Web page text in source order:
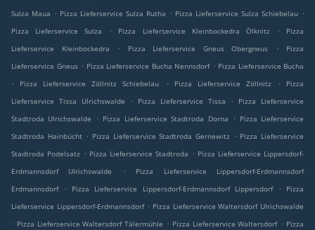
Sulza Maua . Pizza Lieferservice Sulza Rutha . Pizza Lieferservice Sulza Schiebelau .
Pizza Lieferservice Sulza
. Pizza Lieferservice Kleinbockedra Ölknitz .
Pizza
Lieferservice Kleinbockedra
. Pizza Lieferservice Gneus Obergneus .
Pizza
Lieferservice Gneus . Pizza Lieferservice Bucha Nennsdorf . Pizza Lieferservice Bucha
.
Pizza Lieferservice Zöllnitz Schiebelau . Pizza Lieferservice Zöllnitz .
Pizza
Lieferservice Tissa Ulrichswalde
. Pizza Lieferservice Tissa .
Pizza Lieferservice
Stadtroda Ulrichswalde
. Pizza Lieferservice Stadtroda Dorna . Pizza Lieferservice
Stadtroda Hainbücht . Pizza Lieferservice Stadtroda Gernewitz . Pizza Lieferservice
Stadtroda Podelsatz . Pizza Lieferservice Stadtroda . Pizza Lieferservice Lippersdorf-
Erdmannsdorf Ulrichswalde
.
Pizza Lieferservice Lippersdorf-Erdmannsdorf
Erdmannsdorf
. Pizza Lieferservice Lippersdorf-Erdmannsdorf Lippersdorf .
Pizza
Lieferservice Lippersdorf-Erdmannsdorf . Pizza Lieferservice Waltersdorf Ulrichswalde
. Pizza Lieferservice Waltersdorf Tälermühle . Pizza Lieferservice Waltersdorf . Pizza